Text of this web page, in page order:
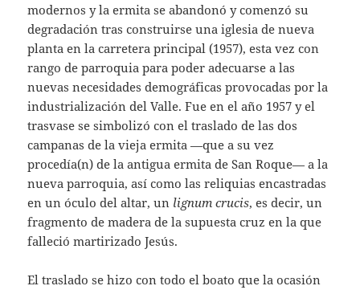
modernos y la ermita se abandonó y comenzó su
degradación tras construirse una iglesia de nueva
planta en la carretera principal (1957), esta vez con
rango de parroquia para poder adecuarse a las
nuevas necesidades demográficas provocadas por la
industrialización del Valle. Fue en el año 1957 y el
trasvase se simbolizó con el traslado de las dos
campanas de la vieja ermita —que a su vez
procedía(n) de la antigua ermita de San Roque— a la
nueva parroquia, así como las reliquias encastradas
en un óculo del altar, un lignum crucis, es decir, un
fragmento de madera de la supuesta cruz en la que
falleció martirizado Jesús.
El traslado se hizo con todo el boato que la ocasión